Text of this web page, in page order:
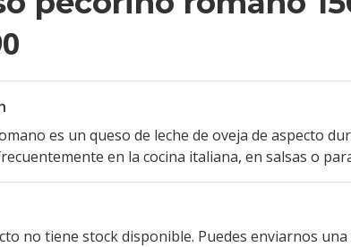
es un queso de leche de oveja de aspecto
en la cocina italiana, en salsas o
no tiene stock disponible. Puedes enviarnos